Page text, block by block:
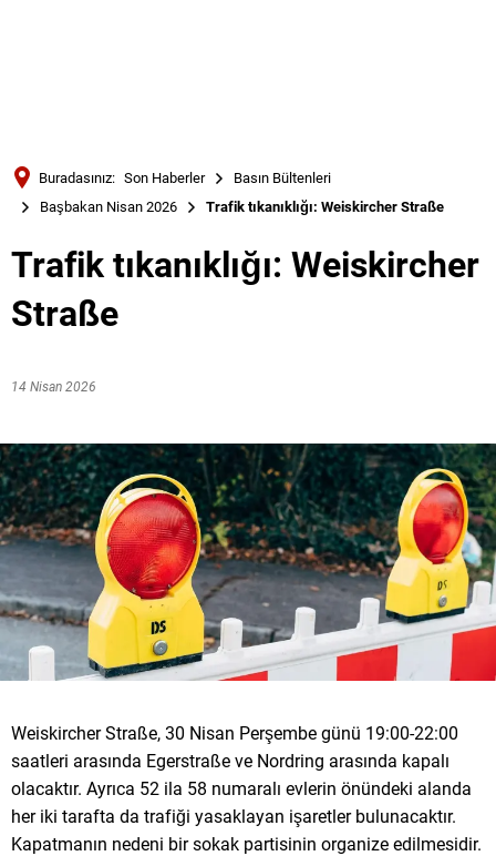
Русский
Buradasınız: Son Haberler
Basın Bültenleri
Başbakan Nisan 2026
Trafik tıkanıklığı: Weiskircher Straße
Trafik tıkanıklığı: Weiskircher
Straße
14 Nisan 2026
Weiskircher Straße, 30 Nisan Perşembe günü 19:00-22:00
saatleri arasında Egerstraße ve Nordring arasında kapalı
olacaktır. Ayrıca 52 ila 58 numaralı evlerin önündeki alanda
her iki tarafta da trafiği yasaklayan işaretler bulunacaktır.
Kapatmanın nedeni bir sokak partisinin organize edilmesidir.